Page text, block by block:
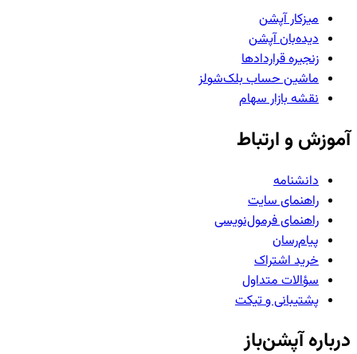
میزکار آپشن
دیده‌بان آپشن
زنجیره قراردادها
ماشین حساب بلک‌شولز
نقشه بازار سهام
آموزش و ارتباط
دانشنامه
راهنمای سایت
راهنمای فرمول‌نویسی
پیام‌رسان
خرید اشتراک
سؤالات متداول
پشتیبانی و تیکت
درباره آپشن‌باز